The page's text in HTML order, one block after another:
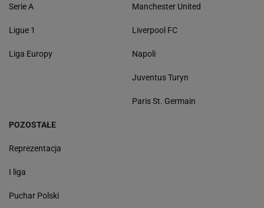
Serie A
Ligue 1
Liga Europy
Manchester United
Liverpool FC
Napoli
Juventus Turyn
Paris St. Germain
POZOSTAŁE
Reprezentacja
I liga
Puchar Polski